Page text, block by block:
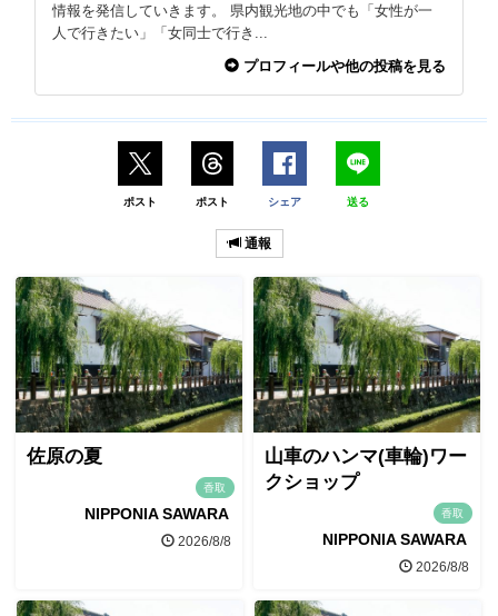
情報を発信していきます。 県内観光地の中でも「女性が一
人で行きたい」「女同士で行き...
プロフィールや他の投稿を見る
ポスト ポスト シェア 送る
通報
佐原の夏
香取
NIPPONIA SAWARA
2026/8/8
山車のハンマ(車輪)ワー
クショップ
香取
NIPPONIA SAWARA
2026/8/8